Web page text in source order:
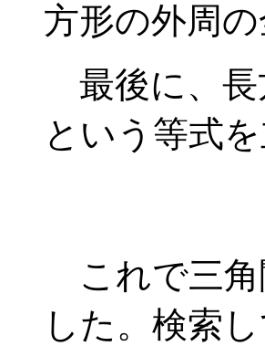
方形の外周
最後に、長
という等式
これで三角
した。検索